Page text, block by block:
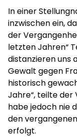
In einer
inzwischen ein,
der
letzten Jahren“
distanzieren uns
Gewalt gegen
historisch
Jahre“, teilte der
habe jedoch nie
den
erfolgt.